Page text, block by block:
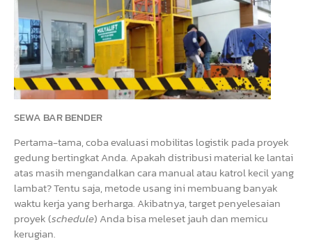
SEWA BAR BENDER
Pertama-tama, coba evaluasi mobilitas logistik pada proyek
gedung bertingkat Anda. Apakah distribusi material ke lantai
atas masih mengandalkan cara manual atau katrol kecil yang
lambat? Tentu saja, metode usang ini membuang banyak
waktu kerja yang berharga. Akibatnya, target penyelesaian
proyek (schedule) Anda bisa meleset jauh dan memicu
kerugian.